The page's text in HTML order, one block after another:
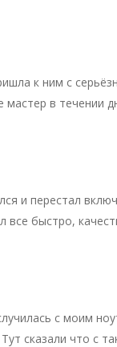
к ним с
в течении
и перестал
все быстро,
с моим
сказали что с